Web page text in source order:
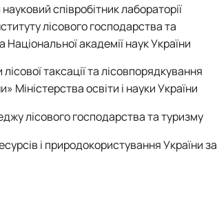
співробітник лабораторії
лісового господарства та
академії наук України
таксації та лісовпорядкування
освіти і науки України
лісового господарства та туризму
і природокористування України за